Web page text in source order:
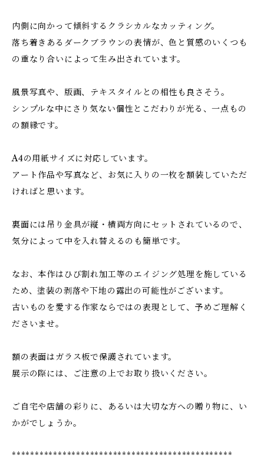
内側に向かって傾斜するクラシカルなカッティング。
落ち着きあるダークブラウンの表情が、色と質感のいくつも
の重なり合いによって生み出されています。
風景写真や、版画、テキスタイルとの相性も良さそう。
シンプルな中にさり気ない個性とこだわりが光る、一点もの
の額縁です。
A4の用紙サイズに対応しています。
アート作品や写真など、お気に入りの一枚を額装していただ
ければと思います。
裏面には吊り金具が縦・横両方向にセットされているので、
気分によって中を入れ替えるのも簡単です。
なお、本作はひび割れ加工等のエイジング処理を施している
ため、塗装の剥落や下地の露出の可能性がございます。
古いものを愛する作家ならではの表現として、予めご理解く
ださいませ。
額の表面はガラス板で保護されています。
展示の際には、ご注意の上でお取り扱いください。
ご自宅や店舗の彩りに、あるいは大切な方への贈り物に、い
かがでしょうか。
************************************************